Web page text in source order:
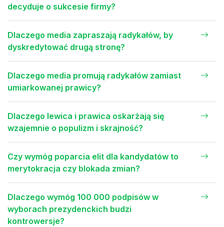
decyduje o sukcesie firmy?
Dlaczego media zapraszają radykałów, by
dyskredytować drugą stronę?
Dlaczego media promują radykałów zamiast
umiarkowanej prawicy?
Dlaczego lewica i prawica oskarżają się
wzajemnie o populizm i skrajność?
Czy wymóg poparcia elit dla kandydatów to
merytokracja czy blokada zmian?
Dlaczego wymóg 100 000 podpisów w
wyborach prezydenckich budzi
kontrowersje?